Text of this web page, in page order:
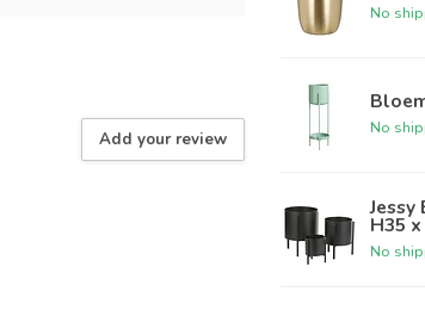
Add your review
No
No
H35
No